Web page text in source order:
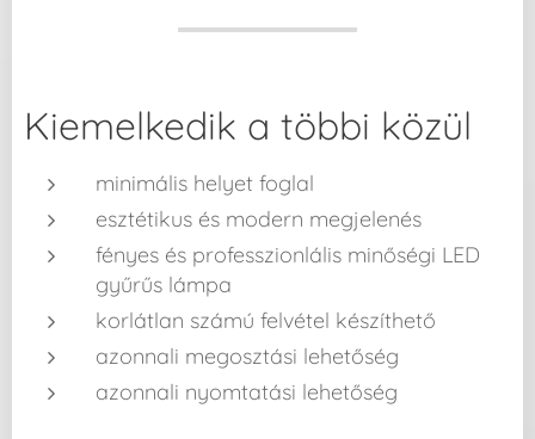
Kiemelkedik a többi közül
minimális helyet foglal
esztétikus és modern megjelenés
fényes és professzionlális minőségi LED
gyűrűs lámpa
korlátlan számú felvétel készíthető
azonnali megosztási lehetőség
azonnali nyomtatási lehetőség